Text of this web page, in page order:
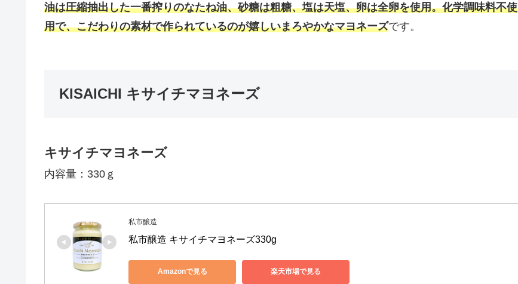
油は圧縮抽出した一番搾りのなたね油、砂糖は粗糖、塩は天塩、卵は全卵を使用。化学調味料不使
用で、こだわりの素材で作られているのが嬉しいまろやかなマヨネーズです。
KISAICHI キサイチマヨネーズ
キサイチマヨネーズ
内容量：330ｇ
私市醸造
私市醸造 キサイチマヨネーズ330g
Amazonで見る 楽天市場で見る